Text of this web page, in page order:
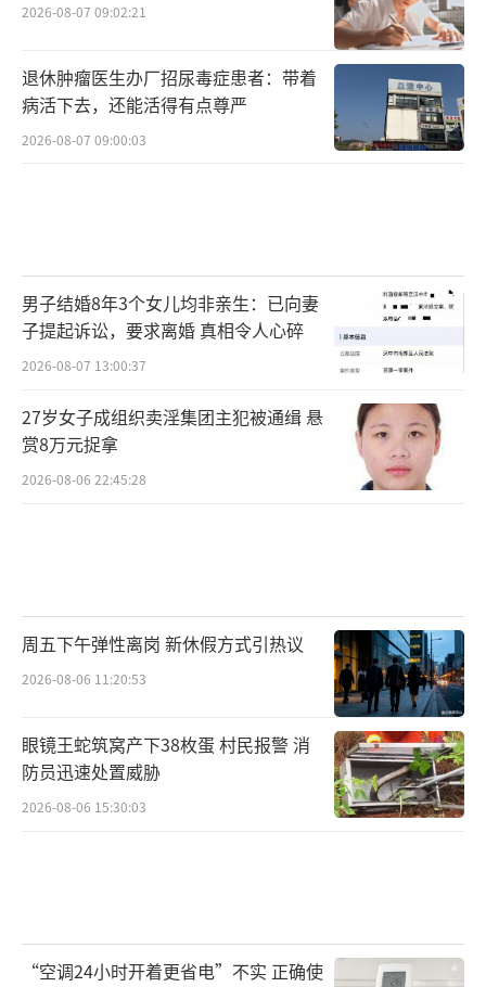
2026-08-07 09:02:21
退休肿瘤医生办厂招尿毒症患者：带着
病活下去，还能活得有点尊严
2026-08-07 09:00:03
男子结婚8年3个女儿均非亲生：已向妻
子提起诉讼，要求离婚 真相令人心碎
2026-08-07 13:00:37
27岁女子成组织卖淫集团主犯被通缉 悬
赏8万元捉拿
2026-08-06 22:45:28
周五下午弹性离岗 新休假方式引热议
2026-08-06 11:20:53
眼镜王蛇筑窝产下38枚蛋 村民报警 消
防员迅速处置威胁
2026-08-06 15:30:03
“空调24小时开着更省电”不实 正确使